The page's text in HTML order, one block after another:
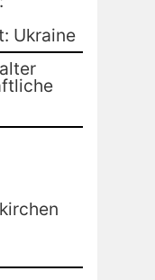
Ukraine